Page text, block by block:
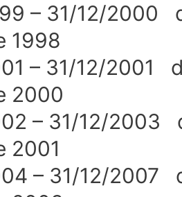
– 31/12/2000
1998
– 31/12/2001
2000
– 31/12/2003
2001
– 31/12/2007